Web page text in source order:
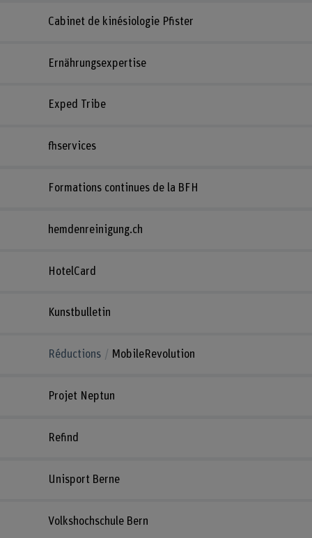
Cabinet de kinésiologie Pfister
Ernährungsexpertise
Exped Tribe
fhservices
Formations continues de la BFH
hemdenreinigung.ch
HotelCard
Kunstbulletin
Réductions MobileRevolution
Projet Neptun
Refind
Unisport Berne
Volkshochschule Bern